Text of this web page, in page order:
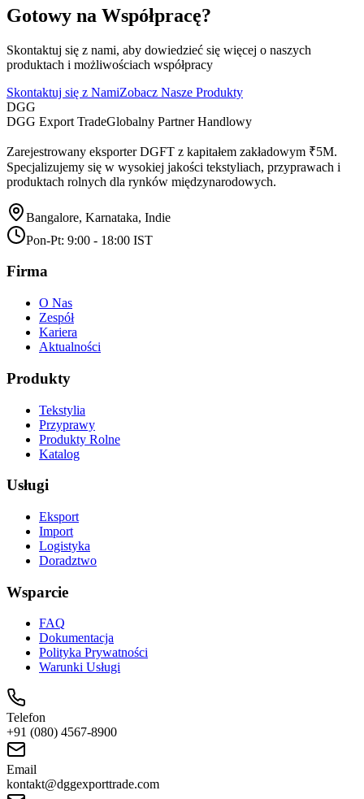
Gotowy na Współpracę?
Skontaktuj się z nami, aby dowiedzieć się więcej o naszych
produktach i możliwościach współpracy
Skontaktuj się z NamiZobacz Nasze Produkty
DGG
DGG Export TradeGlobalny Partner Handlowy
Zarejestrowany eksporter DGFT z kapitałem zakładowym ₹5M.
Specjalizujemy się w wysokiej jakości tekstyliach, przyprawach i
produktach rolnych dla rynków międzynarodowych.
Bangalore, Karnataka, Indie
Pon-Pt: 9:00 - 18:00 IST
Firma
O Nas
Zespół
Kariera
Aktualności
Produkty
Tekstylia
Przyprawy
Produkty Rolne
Katalog
Usługi
Eksport
Import
Logistyka
Doradztwo
Wsparcie
FAQ
Dokumentacja
Polityka Prywatności
Warunki Usługi
Telefon
+91 (080) 4567-8900
Email
kontakt@dggexporttrade.com